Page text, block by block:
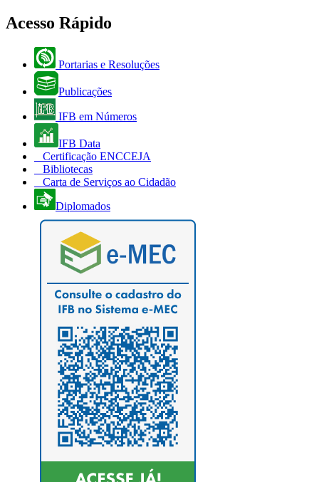
Acesso Rápido
Portarias e Resoluções
Publicações
IFB em Números
IFB Data
Certificação ENCCEJA
Bibliotecas
Carta de Serviços ao Cidadão
Diplomados